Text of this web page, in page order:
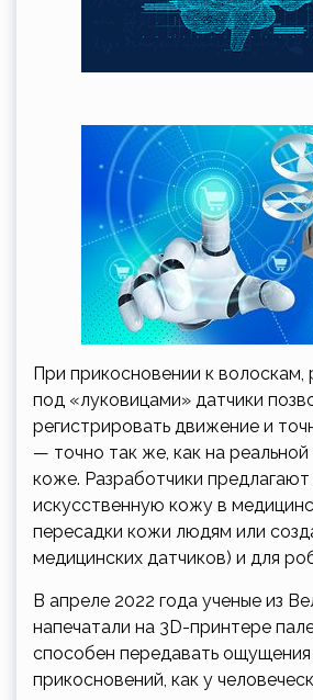
При прикосновении к
под «луковицами» датчики
регистрировать движение и
— точно так же, как на реальной
коже. Разработчики
искусственную кожу в
пересадки кожи людям или
медицинских датчиков) и для
В апреле 2022 года ученые из
напечатали на 3D-принтере
способен передавать ощущения
прикосновений, как у